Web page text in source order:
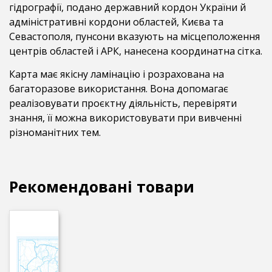
гідрографії, подано державний кордон України й
адміністративні кордони областей, Києва та
Севастополя, пунсони вказують на місцеположення
центрів областей і АРК, нанесена координатна сітка.
Карта має якісну ламінацію і розрахована на
багаторазове використання. Вона допомагає
реалізовувати проєктну діяльність, перевіряти
знання, її можна використовувати при вивченні
різноманітних тем.
Рекомендовані товари